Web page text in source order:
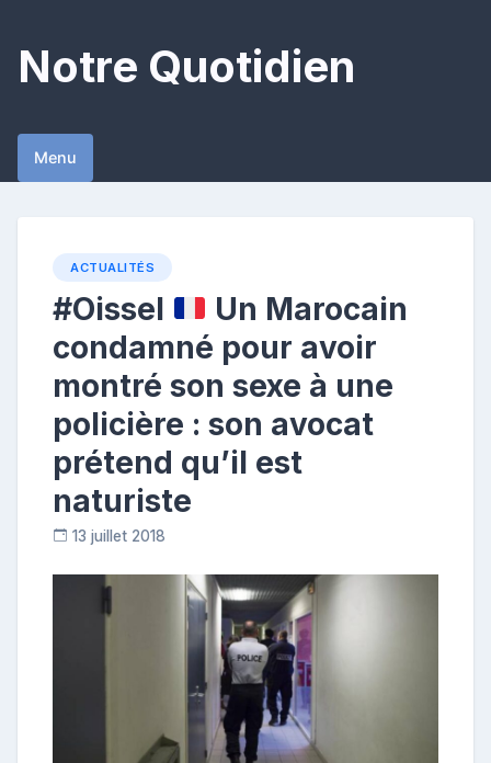
content
Notre Quotidien
Menu
ACTUALITÉS
#Oissel
Un Marocain
condamné pour avoir
montré son sexe à une
policière : son avocat
prétend qu’il est
naturiste
13 juillet 2018
o
n
t
b